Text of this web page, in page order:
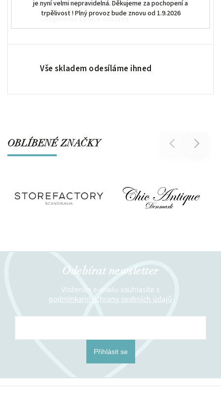
je nyní velmi nepravidelná. Děkujeme za pochopení a
trpělivost ! Plný provoz bude znovu od 1.9.2026
Originální české motivy
Vše skladem odesíláme ihned
OBLÍBENÉ ZNAČKY Previous Next
Odebírat newsletter
Vložením e-mailu souhlasíte s
podmínkami ochrany osobních údajů
Přihlásit se